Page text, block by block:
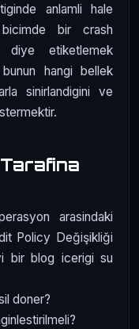
anlamli hale
bir crash
diye etiketlemek
hangi bellek
sinirlandigini ve
arasindaki
Policy Değişikliği
bir blog icerigi su
doner?